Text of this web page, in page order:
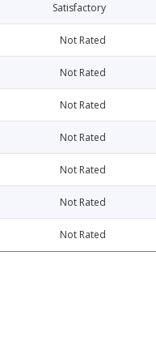
Satisfactory
Not Rated
Not Rated
Not Rated
Not Rated
Not Rated
Not Rated
Not Rated